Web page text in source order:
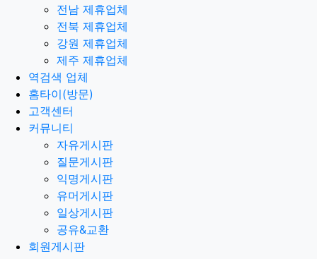
전남 제휴업체
전북 제휴업체
강원 제휴업체
제주 제휴업체
역검색 업체
홈타이(방문)
고객센터
커뮤니티
자유게시판
질문게시판
익명게시판
유머게시판
일상게시판
공유&교환
회원게시판